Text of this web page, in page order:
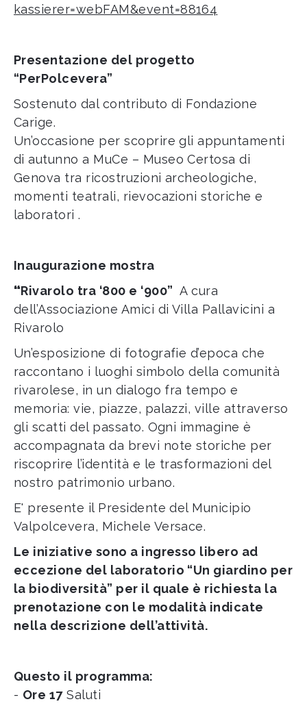
kassierer=webFAM&event=88164
Presentazione del progetto
“PerPolcevera”
Sostenuto dal contributo di Fondazione
Carige.
Un’occasione per scoprire gli appuntamenti
di autunno a MuCe – Museo Certosa di
Genova tra ricostruzioni archeologiche,
momenti teatrali, rievocazioni storiche e
laboratori .
Inaugurazione mostra
“Rivarolo tra ‘800 e ‘900” A cura
dell’Associazione Amici di Villa Pallavicini a
Rivarolo
Un’esposizione di fotografie d’epoca che
raccontano i luoghi simbolo della comunità
rivarolese, in un dialogo fra tempo e
memoria: vie, piazze, palazzi, ville attraverso
gli scatti del passato. Ogni immagine è
accompagnata da brevi note storiche per
riscoprire l’identità e le trasformazioni del
nostro patrimonio urbano.
E' presente il Presidente del Municipio
Valpolcevera, Michele Versace.
Le iniziative sono a ingresso libero ad
eccezione del laboratorio “Un giardino per
la biodiversità” per il quale è richiesta la
prenotazione con le modalità indicate
nella descrizione dell’attività.
Questo il programma:
- Ore 17Saluti